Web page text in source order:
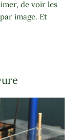
de voir les
image. Et